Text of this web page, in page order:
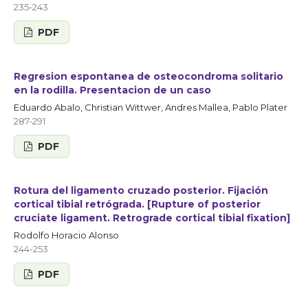
235-243
PDF
Regresion espontanea de osteocondroma solitario
en la rodilla. Presentacion de un caso
Eduardo Abalo, Christian Wittwer, Andres Mallea, Pablo Plater
287-291
PDF
Rotura del ligamento cruzado posterior. Fijación
cortical tibial retrógrada. [Rupture of posterior
cruciate ligament. Retrograde cortical tibial fixation]
Rodolfo Horacio Alonso
244-253
PDF